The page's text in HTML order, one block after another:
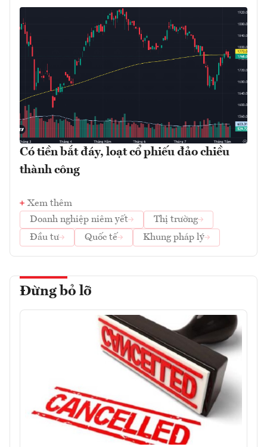
Có tiền bắt đáy, loạt cổ phiếu đảo chiều
thành công
Xem thêm
Doanh nghiệp niêm yết
Thị trường
Đầu tư
Quốc tế Khung pháp lý
Đừng bỏ lỡ